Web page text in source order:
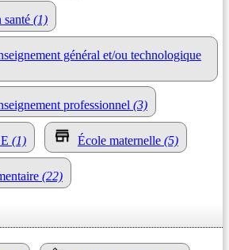
santé (1)
général et/ou technologique
professionnel (3)
(1) École maternelle (5)
(22)